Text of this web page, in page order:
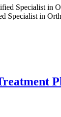
Specialist in